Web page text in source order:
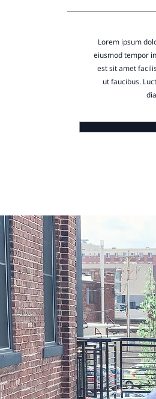
Lorem ipsum
eiusmod tempor
est sit amet
ut faucibus.